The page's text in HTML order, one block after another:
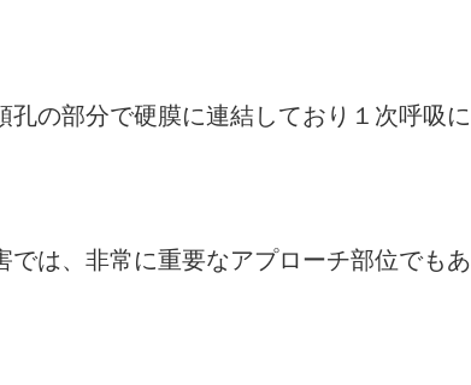
孔の部分で硬膜に連結しており１次呼吸に
では、非常に重要なアプローチ部位でもあ